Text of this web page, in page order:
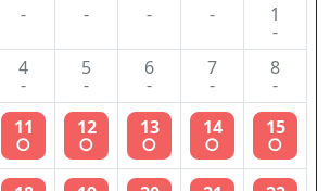
- - - - 1
-
4
-
5
-
6
-
7
-
8
-
11
○
12
○
13
○
14
○
15
○